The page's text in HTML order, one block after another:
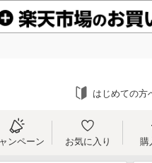
はじめての方
ンペーン お気に入り 購